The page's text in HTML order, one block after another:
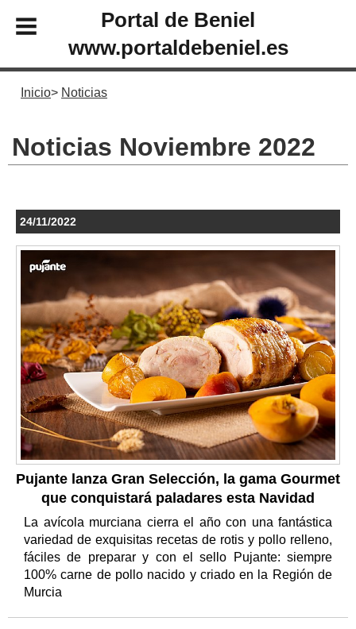
Portal de Beniel
www.portaldebeniel.es
Inicio Noticias
Noticias Noviembre 2022
24/11/2022
Pujante lanza Gran Selección, la gama Gourmet
que conquistará paladares esta Navidad
La avícola murciana cierra el año con una fantástica
variedad de exquisitas recetas de rotis y pollo relleno,
fáciles de preparar y con el sello Pujante: siempre
100% carne de pollo nacido y criado en la Región de
Murcia